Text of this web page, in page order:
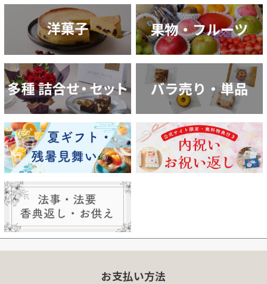
お支払い方法